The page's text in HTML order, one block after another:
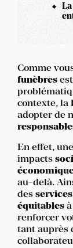
Comme
funèbres
contexte, la
adopter de
En effet, une
impacts
au-delà.
des
équitables
renforcer
tant auprès